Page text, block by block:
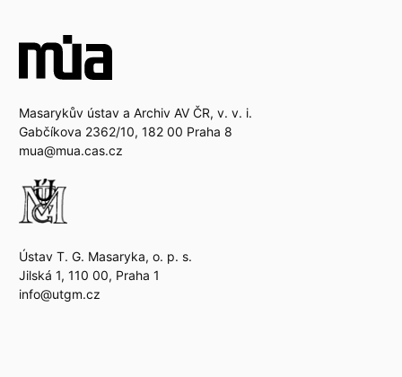
Masarykův ústav a Archiv AV ČR, v. v. i.
Gabčíkova 2362/10, 182 00 Praha 8
mua@mua.cas.cz
Ústav T. G. Masaryka, o. p. s.
Jilská 1, 110 00, Praha 1
info@utgm.cz